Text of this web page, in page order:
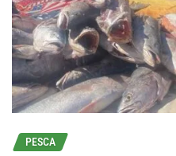
PESCA